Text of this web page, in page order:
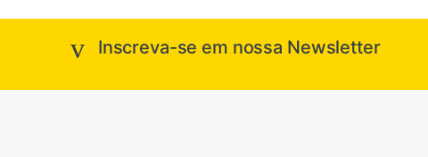
Inscreva-se em nossa Newsletter